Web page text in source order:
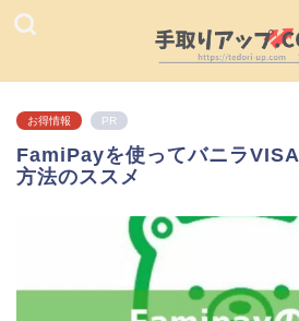
お得情報 PR
FamiPayを使ってバニラ
方法のススメ